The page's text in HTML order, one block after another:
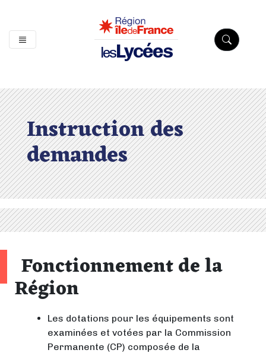
lesLycées
Instruction des
demandes
Fonctionnement de la
Région
Les dotations pour les équipements sont
examinées et votées par la Commission
Permanente (CP) composée de la